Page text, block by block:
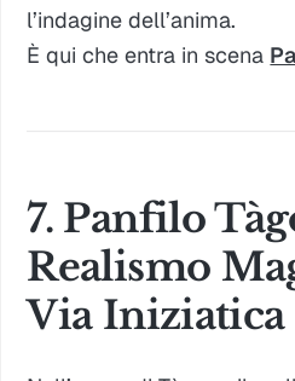
l’indagine dell’anima.
È qui che entra in scena
7. Panfilo
Realismo
Via Iniziatica